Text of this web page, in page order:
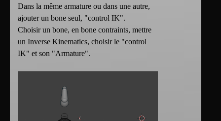
Dans la même armature ou dans une autre,
ajouter un bone seul, "control IK".
Choisir un bone, en bone contraints, mettre
un Inverse Kinematics, choisir le "control
IK" et son "Armature".